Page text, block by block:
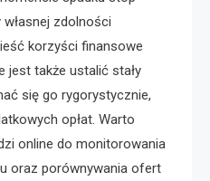
zdolności
korzyści finansowe
jest także ustalić stały
się go rygorystycznie,
opłat. Warto
online do monitorowania
oraz porównywania ofert